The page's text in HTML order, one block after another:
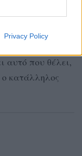
Privacy Policy
θα πρέπει
τέτοιων
αυτό που θέλει,
ο κατάλληλος